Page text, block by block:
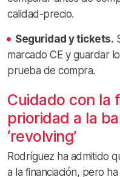
calidad-precio.
Seguridad y tickets.
marcado CE y guardar
prueba de compra.
Cuidado con la
prioridad a la
‘revolving’
Rodríguez ha admitido
a la financiación, pero